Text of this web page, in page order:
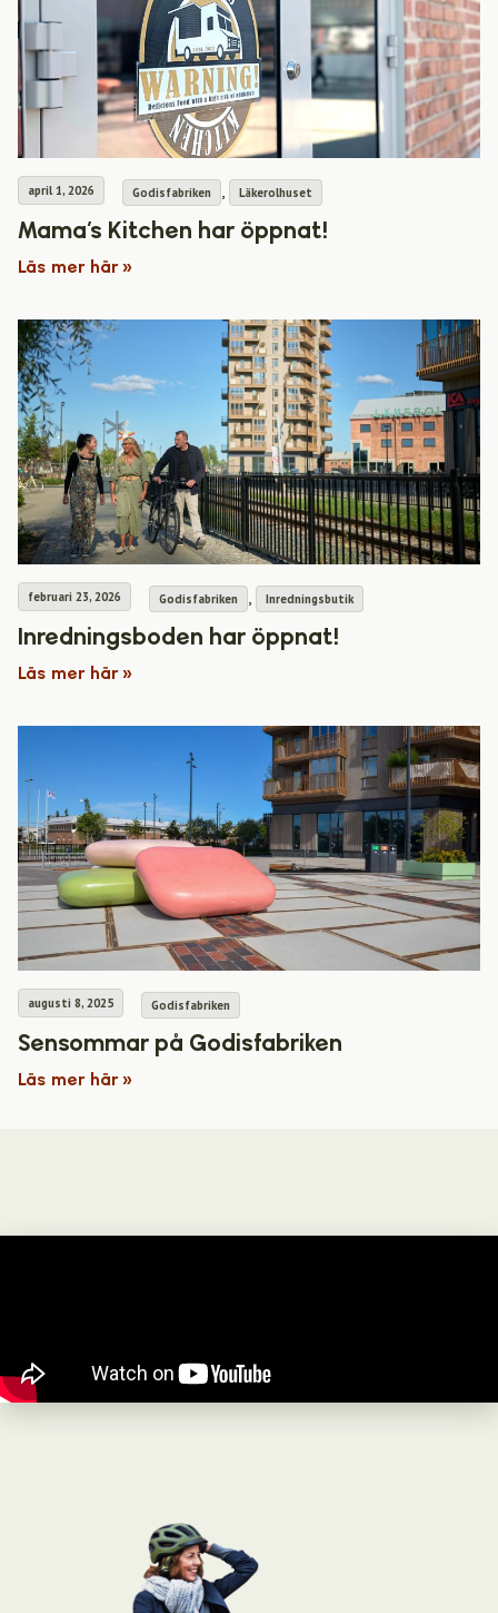
april 1, 2026 Godisfabriken , Läkerolhuset
Mama’s Kitchen har öppnat!
Läs mer här »
februari 23, 2026 Godisfabriken , Inredningsbutik
Inredningsboden har öppnat!
Läs mer här »
augusti 8, 2025 Godisfabriken
Sensommar på Godisfabriken
Läs mer här »